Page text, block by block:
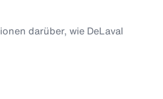
darüber, wie DeLaval